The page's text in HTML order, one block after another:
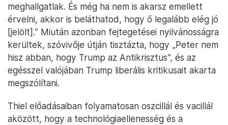
meghallgatlak. És még ha nem is akarsz emellett
érvelni, akkor is beláthatod, hogy ő legalább elég jó
[jelölt].” Miután azonban fejtegetései nyilvánosságra
kerültek, szóvivője útján tisztázta, hogy „Peter nem
hisz abban, hogy Trump az Antikrisztus”, és az
egésszel valójában Trump liberális kritikusait akarta
megszólítani.
Thiel előadásaiban folyamatosan oszcillál és vacillál
aközött, hogy a technológiaellenesség és a